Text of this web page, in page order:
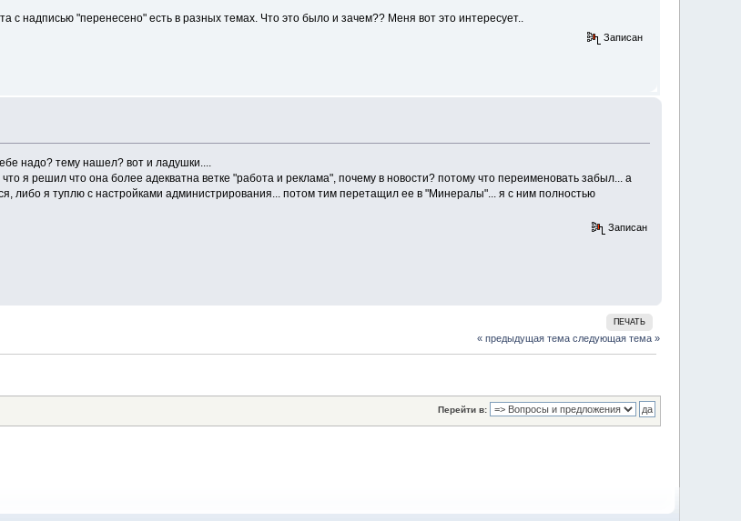
с надписью "перенесено" есть в разных темах. Что это было и зачем?? Меня вот это интересует..
Записан
надо? тему нашел? вот и ладушки....
я решил что она более адекватна ветке "работа и реклама", почему в новости? потому что переименовать забыл... а
либо я туплю с настройками администрирования... потом тим перетащил ее в "Минералы"... я с ним полностью
Записан
ПЕЧАТЬ
« предыдущая тема следующая тема »
Перейти в: